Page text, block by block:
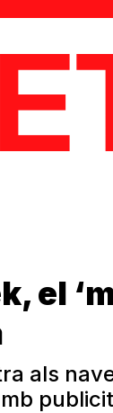
el
als